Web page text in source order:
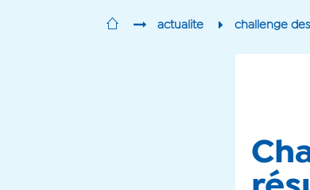
actualite challenge